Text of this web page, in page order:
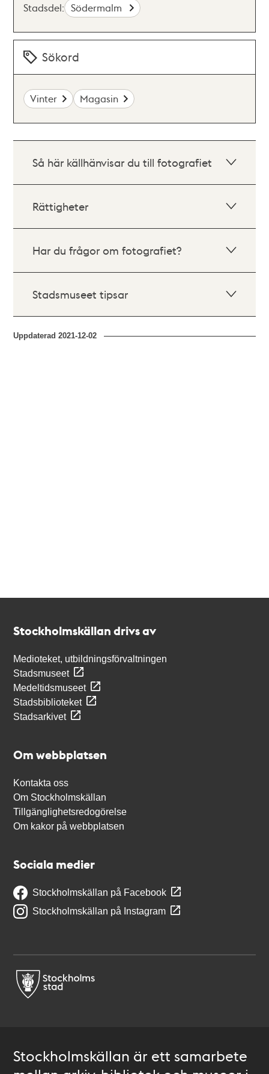
Stadsdel: Södermalm
Sökord
Vinter Magasin
Så här källhänvisar du till fotografiet
Rättigheter
Har du frågor om fotografiet?
Stadsmuseet tipsar
Uppdaterad2021-12-02
Stockholmskällan drivs av
Medioteket, utbildningsförvaltningen
Stadsmuseet
Medeltidsmuseet
Stadsbiblioteket
Stadsarkivet
Om webbplatsen
Kontakta oss
Om Stockholmskällan
Tillgänglighetsredogörelse
Om kakor på webbplatsen
Sociala medier
Stockholmskällan på Facebook
Stockholmskällan på Instagram
Stockholmskällan är ett samarbete